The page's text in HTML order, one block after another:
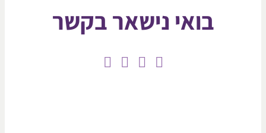
בואי נישאר בקשר